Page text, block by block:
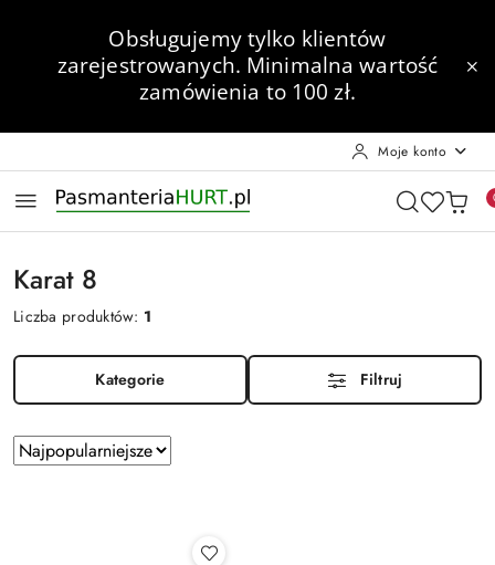
Przejdź do treści głównej
Przejdź do wyszukiwarki
Przejdź do moje konto
Przejdź do menu głównego
Przejdź do stopki
Obsługujemy tylko klientów
zarejestrowanych. Minimalna wartość
zamówienia to 100 zł.
Moje konto
Karat 8
Liczba produktów: 1
Kategorie Filtruj
Zastosowano
sortowanie:
Sortuj
według